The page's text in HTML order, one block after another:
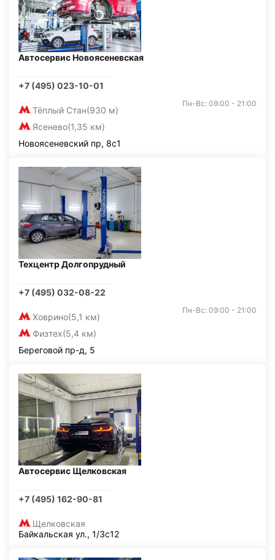
Автосервис Новоясеневская
+7 (495) 023-10-01
Тёплый Стан(930 м)
Ясенево(1,35 км)
Пн-Вс: 09:00 - 21:00
Новоясеневский пр, 8с1
Техцентр Долгопрудный
+7 (495) 032-08-22
Ховрино(5,1 км)
Физтех(5,4 км)
Пн-Вс: 09:00 - 21:00
Береговой пр-д, 5
Автосервис Щелковская
+7 (495) 162-90-81
Щелковская
Байкальская ул., 1/3с12